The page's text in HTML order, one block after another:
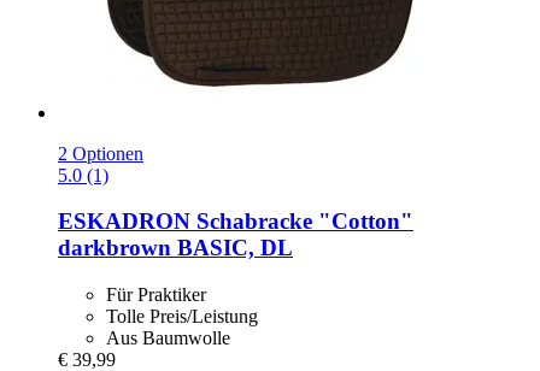
2 Optionen
5.0 (1)
ESKADRON Schabracke "Cotton"
darkbrown BASIC, DL
Für Praktiker
Tolle Preis/Leistung
Aus Baumwolle
€ 39,99